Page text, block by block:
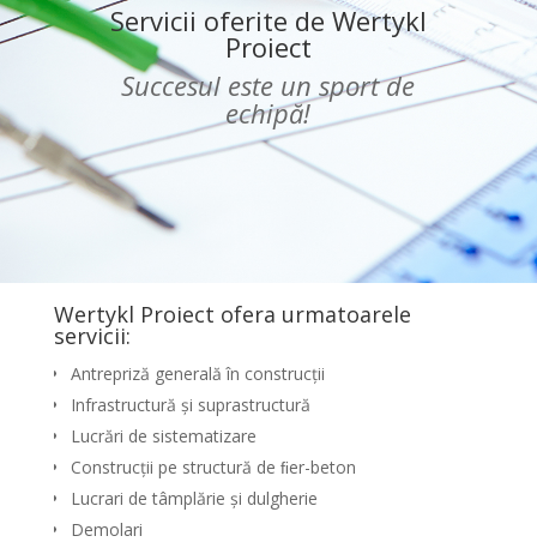
Servicii oferite de Wertykl
Proiect
Succesul este un sport de
echipă!
Wertykl Proiect ofera urmatoarele
servicii:
Antrepriză generală în construcţii
Infrastructură și suprastructură
Lucrări de sistematizare
Construcţii pe structură de ﬁer-beton
Lucrari de tâmplărie și dulgherie
Demolari